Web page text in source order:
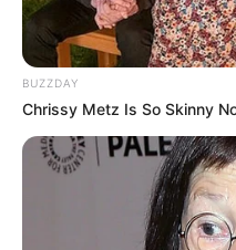
BUZZDAY
Chrissy Metz Is So Skinny